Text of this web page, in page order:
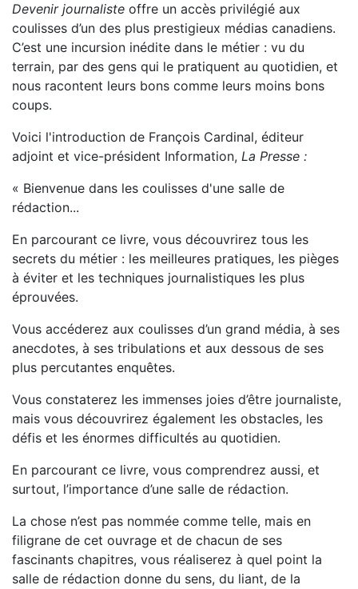
Devenir journaliste offre un accès privilégié aux
coulisses d’un des plus prestigieux médias canadiens.
C’est une incursion inédite dans le métier : vu du
terrain, par des gens qui le pratiquent au quotidien, et
nous racontent leurs bons comme leurs moins bons
coups.
Voici l'introduction de François Cardinal, éditeur
adjoint et vice-président Information, La Presse :
« Bienvenue dans les coulisses d'une salle de
rédaction...
En parcourant ce livre, vous découvrirez tous les
secrets du métier : les meilleures pratiques, les pièges
à éviter et les techniques journalistiques les plus
éprouvées.
Vous accéderez aux coulisses d’un grand média, à ses
anecdotes, à ses tribulations et aux dessous de ses
plus percutantes enquêtes.
Vous constaterez les immenses joies d’être journaliste,
mais vous découvrirez également les obstacles, les
défis et les énormes difficultés au quotidien.
En parcourant ce livre, vous comprendrez aussi, et
surtout, l’importance d’une salle de rédaction.
La chose n’est pas nommée comme telle, mais en
filigrane de cet ouvrage et de chacun de ses
fascinants chapitres, vous réaliserez à quel point la
salle de rédaction donne du sens, du liant, de la